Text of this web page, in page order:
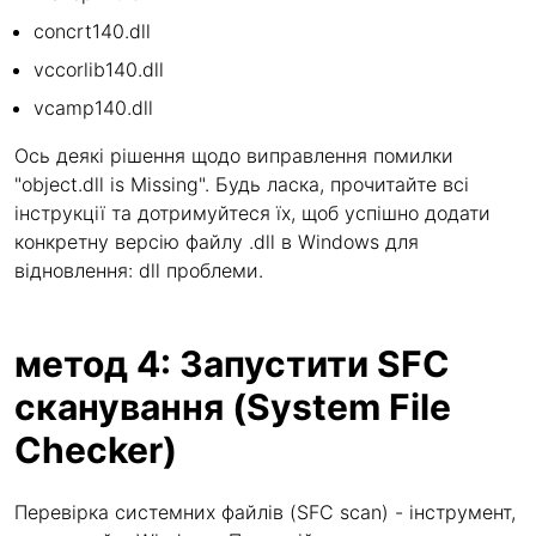
concrt140.dll
vccorlib140.dll
vcamp140.dll
Ось деякі рішення щодо виправлення помилки
"object.dll is Missing". Будь ласка, прочитайте всі
інструкції та дотримуйтеся їх, щоб успішно додати
конкретну версію файлу .dll в Windows для
відновлення: dll проблеми.
метод 4: Запустити SFC
сканування (System File
Checker)
Перевірка системних файлів (SFC scan) - інструмент,